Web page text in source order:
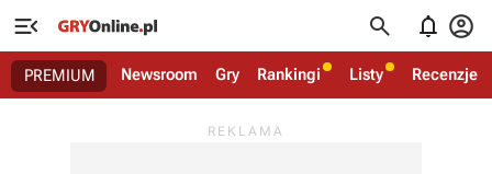
   
PREMIUM Newsroom Gry Rankingi Listy Recenzje